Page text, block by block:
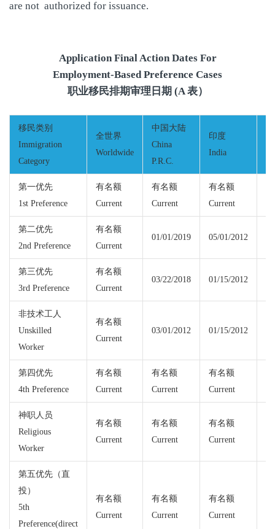
are not authorized for issuance.
Application Final Action Dates For
Employment-Based Preference Cases
职业移民排期审理日期 (A 表）
移民类别
Immigration
Category
全世界
Worldwide
中国大陆
China
P.R.C.
印度
India
第一优先
1st Preference
有名额
Current
有名额
Current
有名额
Current
第二优先
2nd Preference
有名额
Current
01/01/2019 05/01/2012
第三优先
3rd Preference
有名额
Current
03/22/2018 01/15/2012
非技术工人
Unskilled
Worker
有名额
Current
03/01/2012 01/15/2012
第四优先
4th Preference
有名额
Current
有名额
Current
有名额
Current
神职人员
Religious
Worker
有名额
Current
有名额
Current
有名额
Current
第五优先（直
投）
5th
Preference(direct
有名额
Current
有名额
Current
有名额
Current